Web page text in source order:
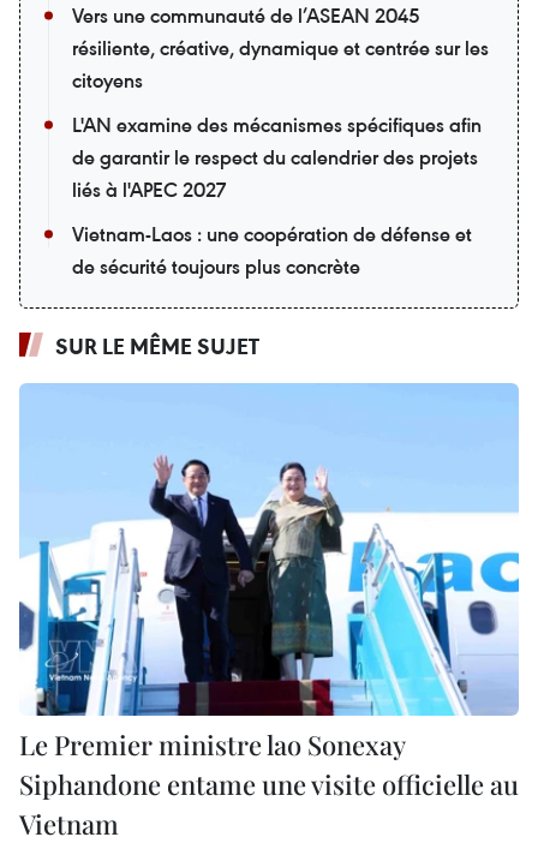
Vers une communauté de l’ASEAN 2045
résiliente, créative, dynamique et centrée sur les
citoyens
L'AN examine des mécanismes spécifiques afin
de garantir le respect du calendrier des projets
liés à l'APEC 2027
Vietnam-Laos : une coopération de défense et
de sécurité toujours plus concrète
SUR LE MÊME SUJET
Le Premier ministre lao Sonexay
Siphandone entame une visite officielle au
Vietnam